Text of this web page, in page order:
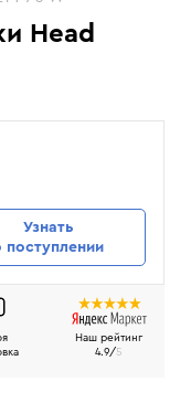
Head
Узнать
поступлении
Наш рейтинг
4.9/5